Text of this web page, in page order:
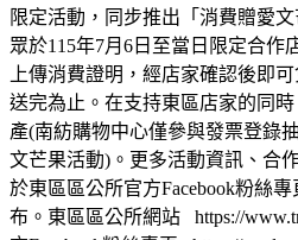
限定活動，同步推出「消費贈愛
眾於115年7月6日至當日限定合作
上傳消費證明，經店家確認後即
送完為止。在支持東區店家的同
產(南紡購物中心僅參與發票登錄
文芒果活動)。更多活動資訊、合
於東區區公所官方Facebook粉絲
布。東區區公所網站 https://